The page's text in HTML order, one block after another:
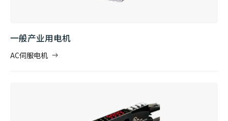
一般产业用电机
AC伺服电机